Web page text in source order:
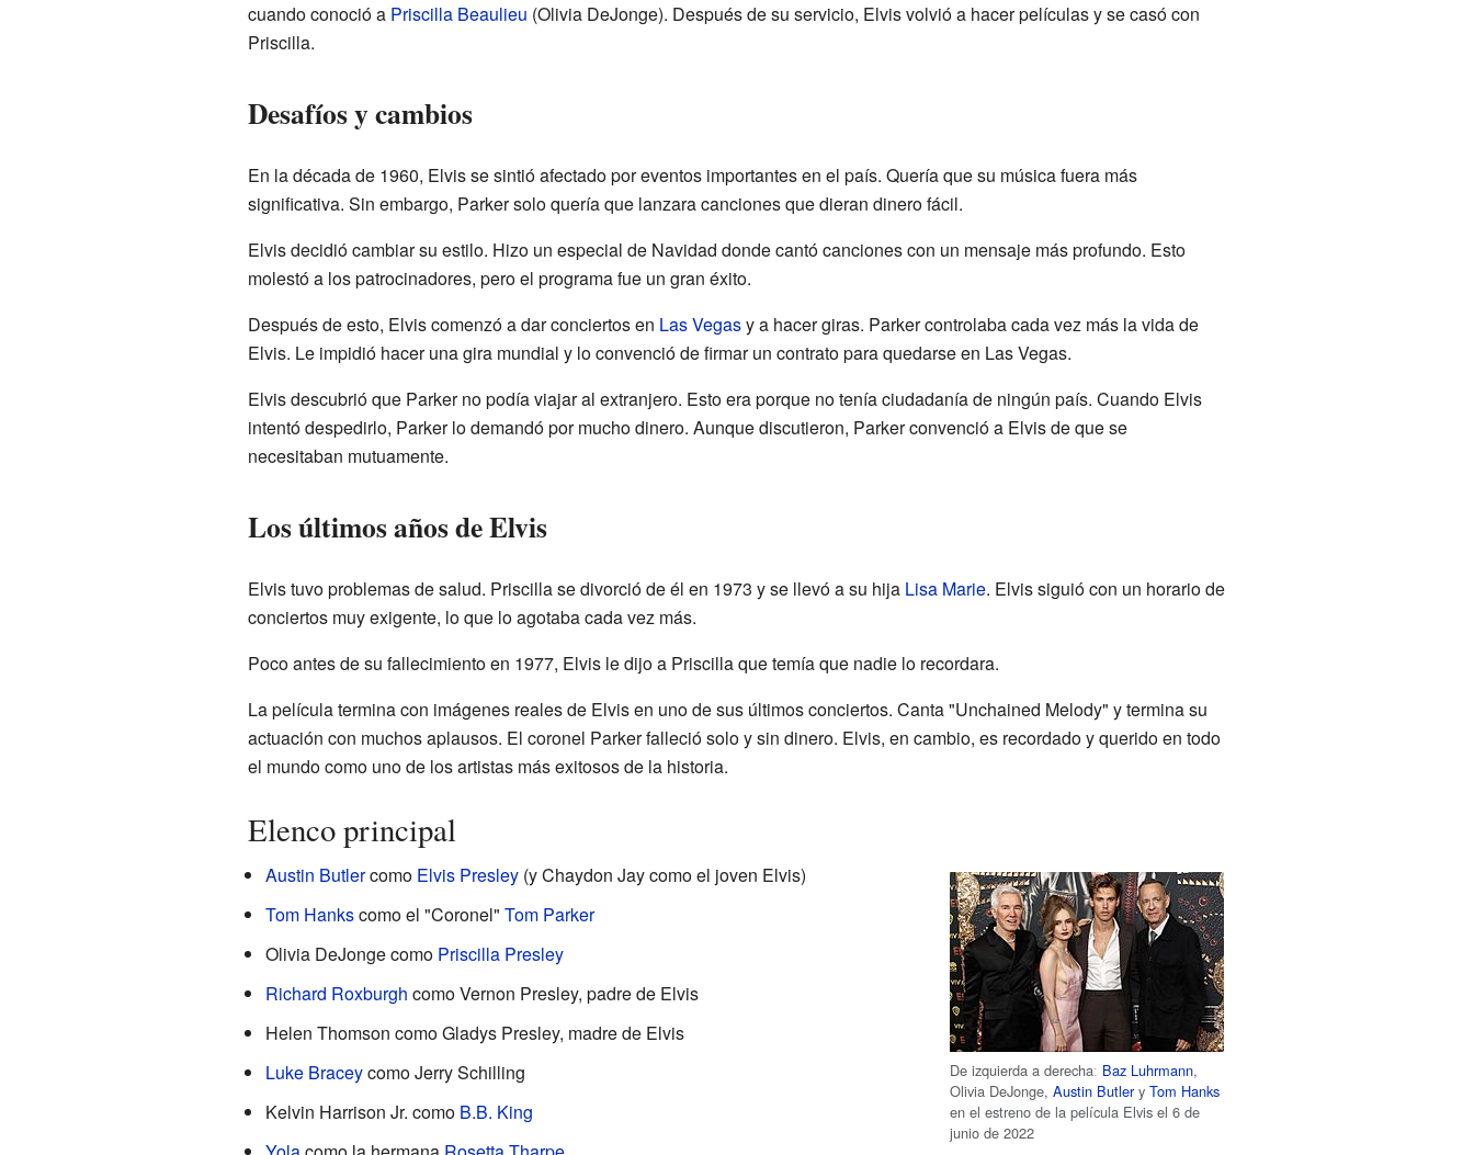
cuando conoció a Priscilla Beaulieu (Olivia DeJonge). Después de su servicio, Elvis volvió a hacer películas y se casó con
Priscilla.
Desafíos y cambios
En la década de 1960, Elvis se sintió afectado por eventos importantes en el país. Quería que su música fuera más
significativa. Sin embargo, Parker solo quería que lanzara canciones que dieran dinero fácil.
Elvis decidió cambiar su estilo. Hizo un especial de Navidad donde cantó canciones con un mensaje más profundo. Esto
molestó a los patrocinadores, pero el programa fue un gran éxito.
Después de esto, Elvis comenzó a dar conciertos en Las Vegasy a hacer giras. Parker controlaba cada vez más la vida de
Elvis. Le impidió hacer una gira mundial y lo convenció de firmar un contrato para quedarse en Las Vegas.
Elvis descubrió que Parker no podía viajar al extranjero. Esto era porque no tenía ciudadanía de ningún país. Cuando Elvis
intentó despedirlo, Parker lo demandó por mucho dinero. Aunque discutieron, Parker convenció a Elvis de que se
necesitaban mutuamente.
Los últimos años de Elvis
Elvis tuvo problemas de salud. Priscilla se divorció de él en 1973 y se llevó a su hija Lisa Marie. Elvis siguió con un horario de
conciertos muy exigente, lo que lo agotaba cada vez más.
Poco antes de su fallecimiento en 1977, Elvis le dijo a Priscilla que temía que nadie lo recordara.
La película termina con imágenes reales de Elvis en uno de sus últimos conciertos. Canta "Unchained Melody" y termina su
actuación con muchos aplausos. El coronel Parker falleció solo y sin dinero. Elvis, en cambio, es recordado y querido en todo
el mundo como uno de los artistas más exitosos de la historia.
Elenco principal
De izquierda a derechaː Baz Luhrmann,
Olivia DeJonge,Austin ButleryTom Hanks
en el estreno de la película Elvis el 6 de
junio de 2022
Austin Butlercomo Elvis Presley(y Chaydon Jay como el joven Elvis)
Tom Hankscomo el "Coronel" Tom Parker
Olivia DeJonge como Priscilla Presley
Richard Roxburgh como Vernon Presley, padre de Elvis
Helen Thomson como Gladys Presley, madre de Elvis
Luke Braceycomo Jerry Schilling
Kelvin Harrison Jr. como B.B. King